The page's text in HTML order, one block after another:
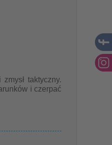
taktyczny.
i czerpać